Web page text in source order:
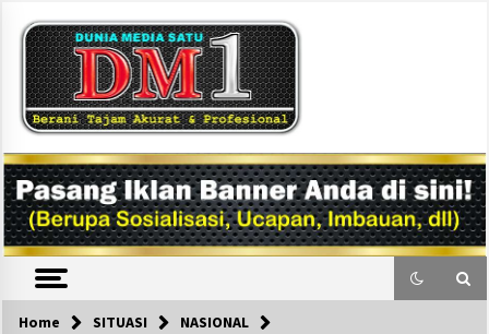
content
DM1
Home SITUASI NASIONAL